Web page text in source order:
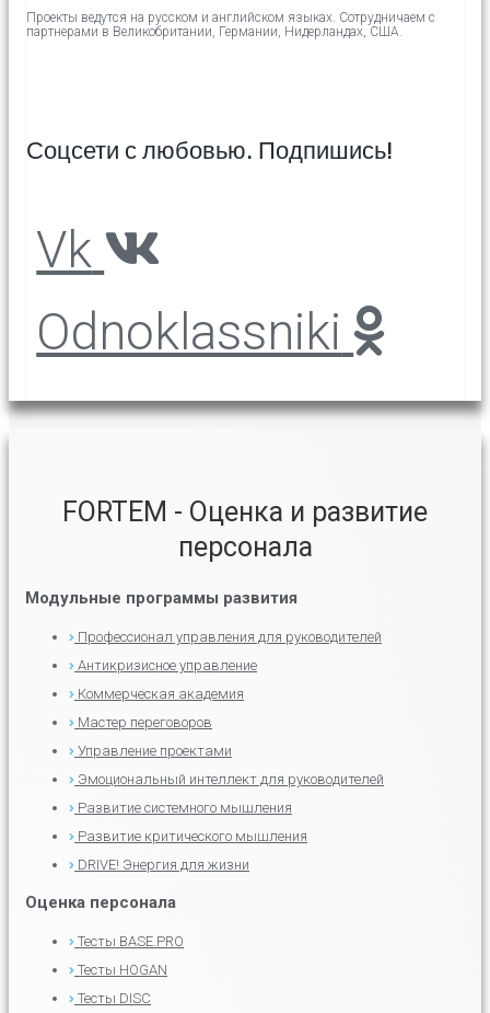
Проекты ведутся на русском и английском языках. Сотрудничаем с
партнерами в Великобритании, Германии, Нидерландах, США.
Соцсети с любовью. Подпишись!
Vk
Odnoklassniki
FORTEM - Оценка и развитие
персонала
Модульные программы развития
Профессионал управления для руководителей
Антикризисное управление
Коммерческая академия
Мастер переговоров
Управление проектами
Эмоциональный интеллект для руководителей
Развитие системного мышления
Развитие критического мышления
DRIVE! Энергия для жизни
Оценка персонала
Тесты BASE.PRO
Тесты HOGAN
Тесты DISC